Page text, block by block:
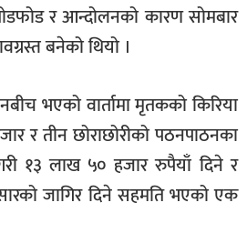
र आन्दोलनको कारण सोमबार
बनेको थियो ।
भएको वार्तामा मृतकको किरिया
र तीन छोराछोरीको पठनपाठनका
१३ लाख ५० हजार रुपैयाँ दिने र
जागिर दिने सहमति भएको एक